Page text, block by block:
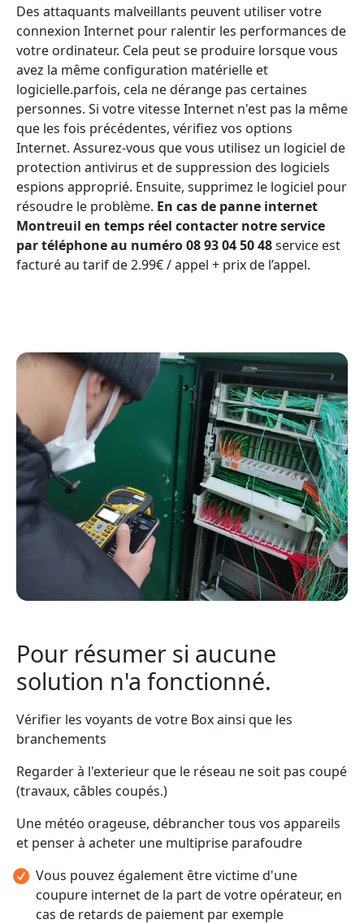
Des attaquants malveillants peuvent utiliser votre
connexion Internet pour ralentir les performances de
votre ordinateur. Cela peut se produire lorsque vous
avez la même configuration matérielle et
logicielle.parfois, cela ne dérange pas certaines
personnes. Si votre vitesse Internet n'est pas la même
que les fois précédentes, vérifiez vos options
Internet. Assurez-vous que vous utilisez un logiciel de
protection antivirus et de suppression des logiciels
espions approprié. Ensuite, supprimez le logiciel pour
résoudre le problème. En cas de panne internet
Montreuil en temps réel contacter notre service
par téléphone au numéro 08 93 04 50 48service est
facturé au tarif de 2.99€ / appel + prix de l’appel.
Pour résumer si aucune
solution n'a fonctionné.
Vérifier les voyants de votre Box ainsi que les
branchements
Regarder à l'exterieur que le réseau ne soit pas coupé
(travaux, câbles coupés.)
Une météo orageuse, débrancher tous vos appareils
et penser à acheter une multiprise parafoudre
Vous pouvez également être victime d'une
coupure internet de la part de votre opérateur, en
cas de retards de paiement par exemple